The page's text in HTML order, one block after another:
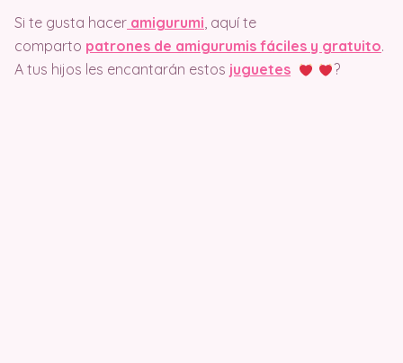
Si te gusta hacer amigurumi, aquí te
comparto patrones de amigurumis fáciles y gratuito.
A tus hijos les encantarán estos juguetes ?